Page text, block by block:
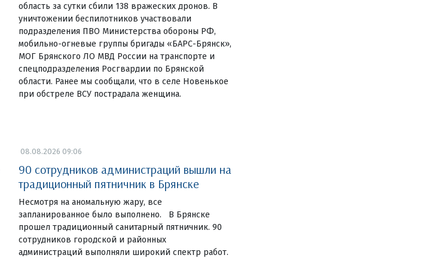
область за сутки сбили 138 вражеских дронов. В
уничтожении беспилотников участвовали
подразделения ПВО Министерства обороны РФ,
мобильно-огневые группы бригады «БАРС-Брянск»,
МОГ Брянского ЛО МВД России на транспорте и
спецподразделения Росгвардии по Брянской
области. Ранее мы сообщали, что в селе Новенькое
при обстреле ВСУ пострадала женщина.
08.08.2026 09:06
90 сотрудников администраций вышли на
традиционный пятничник в Брянске
Несмотря на аномальную жару, все
запланированное было выполнено. В Брянске
прошел традиционный санитарный пятничник. 90
сотрудников городской и районных
администраций выполняли широкий спектр работ.